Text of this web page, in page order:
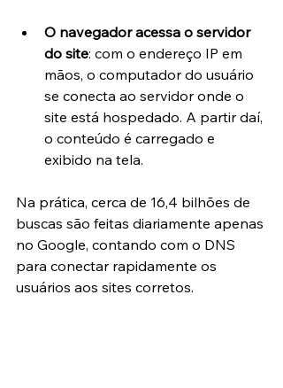
O navegador acessa o servidor
do site: com o endereço IP em
mãos, o computador do usuário
se conecta ao servidor onde o
site está hospedado. A partir daí,
o conteúdo é carregado e
exibido na tela.
Na prática, cerca de 16,4 bilhões de
buscas são feitas diariamente apenas
no Google, contando com o DNS
para conectar rapidamente os
usuários aos sites corretos.